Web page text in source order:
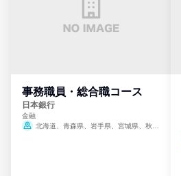
事務職員・総合職コース
日本銀行
金融
北海道、青森県、岩手県、宮城県、秋田